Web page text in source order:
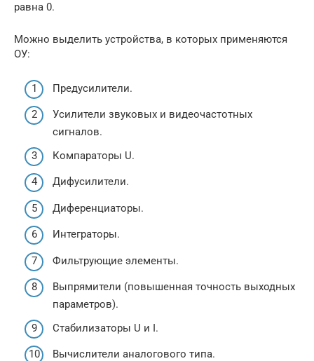
равна 0.
Можно выделить устройства, в которых применяются
ОУ:
Предусилители.
Усилители звуковых и видеочастотных
сигналов.
Компараторы U.
Дифусилители.
Диференциаторы.
Интеграторы.
Фильтрующие элементы.
Выпрямители (повышенная точность выходных
параметров).
Стабилизаторы U и I.
Вычислители аналогового типа.